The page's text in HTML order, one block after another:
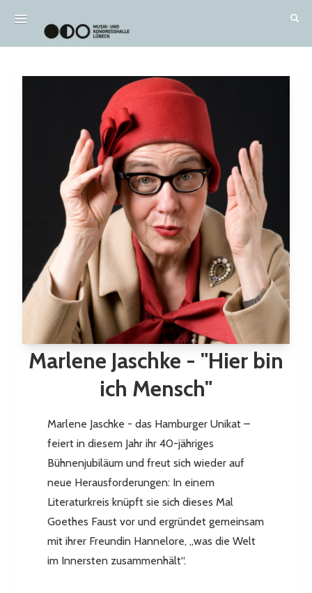
Marlene Jaschke - "Hier bin
ich Mensch"
Marlene Jaschke - das Hamburger Unikat –
feiert in diesem Jahr ihr 40-jähriges
Bühnenjubiläum und freut sich wieder auf
neue Herausforderungen: In einem
Literaturkreis knüpft sie sich dieses Mal
Goethes Faust vor und ergründet gemeinsam
mit ihrer Freundin Hannelore, „was die Welt
im Innersten zusammenhält“.